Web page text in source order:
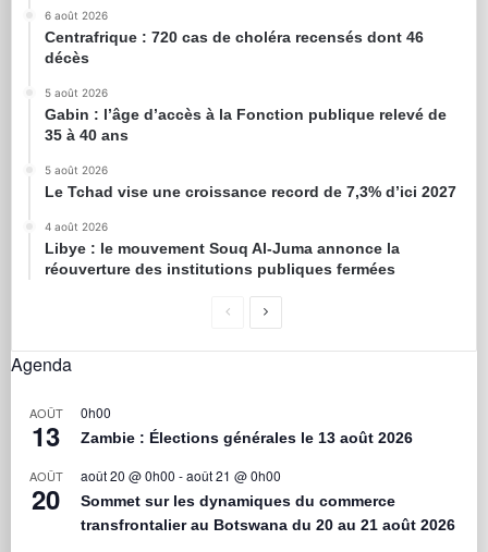
6 août 2026
Centrafrique : 720 cas de choléra recensés dont 46
décès
5 août 2026
Gabin : l’âge d’accès à la Fonction publique relevé de
35 à 40 ans
5 août 2026
Le Tchad vise une croissance record de 7,3% d’ici 2027
4 août 2026
Libye : le mouvement Souq Al-Juma annonce la
réouverture des institutions publiques fermées
Agenda
AOÛT
13
0h00
Zambie : Élections générales le 13 août 2026
AOÛT
20
août 20 @ 0h00 -août 21 @ 0h00
Sommet sur les dynamiques du commerce
transfrontalier au Botswana du 20 au 21 août 2026